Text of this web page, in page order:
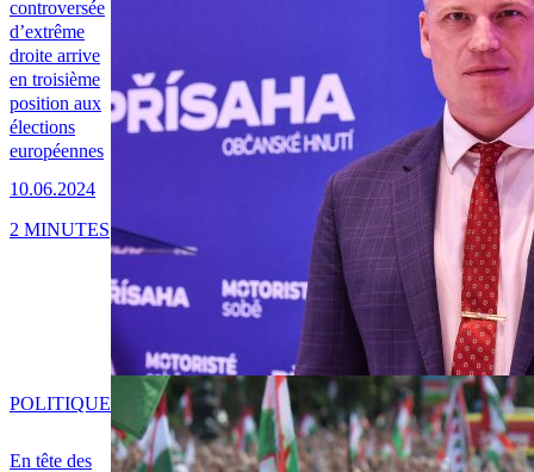
controversée
d’extrême
droite arrive
en troisième
position aux
élections
européennes
10.06.2024
2 MINUTES
En tête des
POLITIQUE